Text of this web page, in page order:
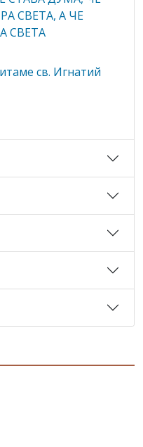
СВЕТА, А ЧЕ
СВЕТА
св. Игнатий